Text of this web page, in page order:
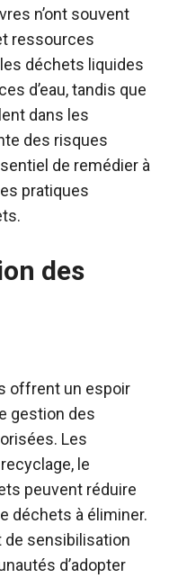
n’ont souvent
ressources
déchets liquides
d’eau, tandis que
dans les
des risques
de remédier à
pratiques
des
offrent un espoir
gestion des
Les
le
peuvent réduire
déchets à éliminer.
de sensibilisation
d’adopter